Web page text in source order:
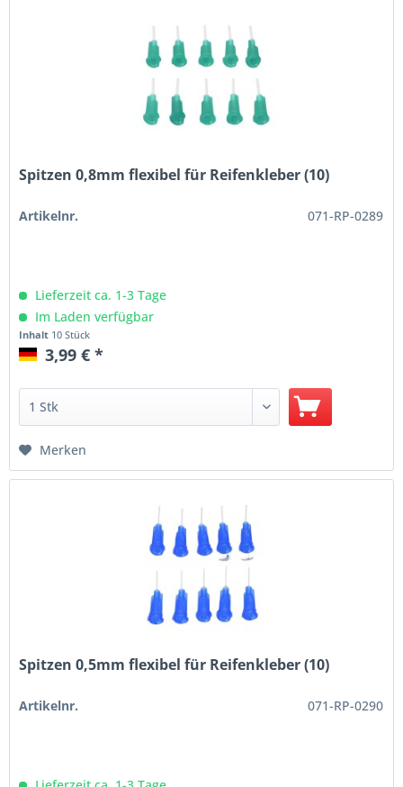
Spitzen 0,8mm flexibel für Reifenkleber (10)
Artikelnr. 071-RP-0289
Lieferzeit ca. 1-3 Tage
Im Laden verfügbar
Inhalt 10 Stück
3,99 € *
Merken
Spitzen 0,5mm flexibel für Reifenkleber (10)
Artikelnr. 071-RP-0290